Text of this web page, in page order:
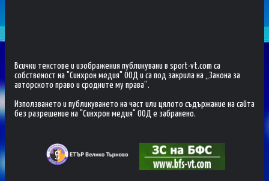
Всички текстове и изображения публикувани в sport-vt.com са
собственост на "Синхрон медия" ООД и са под закрила на „Закона за
авторското право и сродните му права“.
Използването и публикуването на част или цялото съдържание на сайта
без разрешение на "Синхрон медия" ООД е забранено.